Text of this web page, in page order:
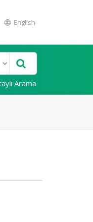
English
Arama